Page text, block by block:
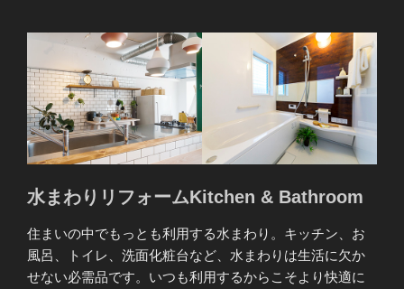
水まわりリフォームKitchen & Bathroom
住まいの中でもっとも利用する水まわり。キッチン、お
風呂、トイレ、洗面化粧台など、水まわりは生活に欠か
せない必需品です。いつも利用するからこそより快適に